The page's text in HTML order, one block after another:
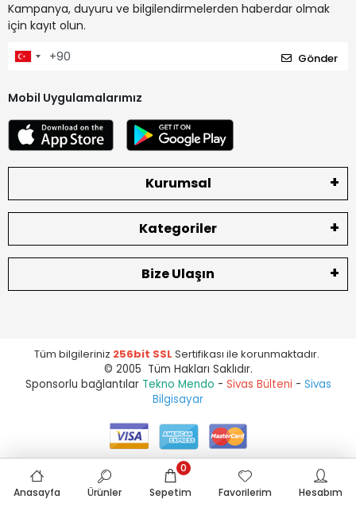
Kampanya, duyuru ve bilgilendirmelerden haberdar olmak
için kayıt olun.
Gönder
Mobil Uygulamalarımız
Kurumsal
Kategoriler
Bize Ulaşın
Tüm bilgileriniz 256bit SSL Sertifikası ile korunmaktadır.
© 2005 Tüm Hakları Saklıdır.
Sponsorlu bağlantılar Tekno Mendo - Sivas Bülteni - Sivas
Bilgisayar
Anasayfa Ürünler Sepetim
0
Favorilerim
Hesabım